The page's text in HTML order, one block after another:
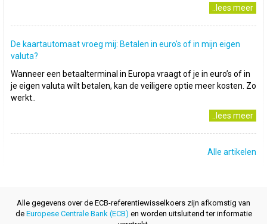
..lees meer
De kaartautomaat vroeg mij: Betalen in euro's of in mijn eigen
valuta?
Wanneer een betaalterminal in Europa vraagt of je in euro’s of in
je eigen valuta wilt betalen, kan de veiligere optie meer kosten. Zo
werkt..
..lees meer
Alle artikelen
Alle gegevens over de ECB-referentiewisselkoers zijn afkomstig van
de Europese Centrale Bank (ECB) en worden uitsluitend ter informatie